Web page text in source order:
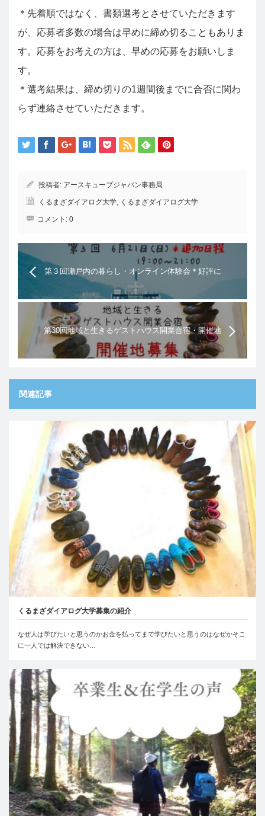
＊先着順ではなく、書類選考とさせていただきます
が、応募者多数の場合は早めに締め切ることもありま
す。応募をお考えの方は、早めの応募をお願いしま
す。
＊選考結果は、締め切りの1週間後までに合否に関わ
らず連絡させていただきます。
投稿者: アースキューブジャパン事務局
くるまざダイアログ大学, くるまざダイアログ大学
コメント: 0
第３回瀬戸内の暮らし・オンライン体験会＊好評に
つき、日程追加しました！
第30回地域と生きるゲストハウス開業合宿・開催地
募集！
関連記事
くるまざダイアログ大学募集の紹介
なぜ人は学びたいと思うのかお金を払ってまで学びたいと思うのはなぜかそこ
に一人では解決できない…